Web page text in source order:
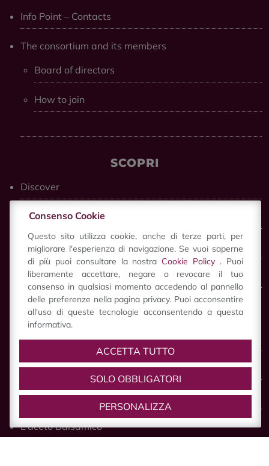
Info Point – Contacts
The consortium and its members
Board of directors
How to join
SCOPRI
Discover
Culture and History
Nature
Services
GUSTA
Taste
Wines
The Parmigiano Reggiano
L’aceto Balsamico
Consenso Cookie
Questo sito utilizza cookie, anche di terze parti, per
migliorare l'esperienza di navigazione. Se vuoi saperne
di più puoi consultare la nostra Cookie Policy . Puoi
liberamente accettare, negare o revocare il tuo
consenso in qualsiasi momento accedendo al pannello
delle preferenze nella pagina privacy. Puoi acconsentire
all'uso di queste tecnologie acconsentendo a questa
informativa.
ACCETTA TUTTO
SOLO OBBLIGATORI
PERSONALIZZA